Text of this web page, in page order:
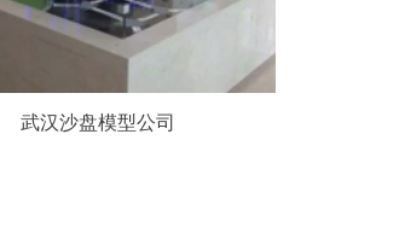
武汉沙盘模型公司